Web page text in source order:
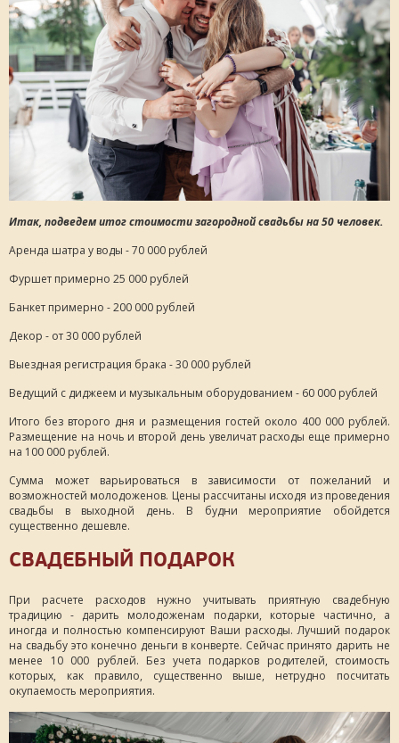
Итак, подведем итог стоимости загородной свадьбы на 50 человек.
Аренда шатра у воды - 70 000 рублей
Фуршет примерно 25 000 рублей
Банкет примерно - 200 000 рублей
Декор - от 30 000 рублей
Выездная регистрация брака - 30 000 рублей
Ведущий с диджеем и музыкальным оборудованием - 60 000 рублей
Итого без второго дня и размещения гостей около 400 000 рублей.
Размещение на ночь и второй день увеличат расходы еще примерно
на 100 000 рублей.
Сумма может варьироваться в зависимости от пожеланий и
возможностей молодоженов. Цены рассчитаны исходя из проведения
свадьбы в выходной день. В будни мероприятие обойдется
существенно дешевле.
СВАДЕБНЫЙ ПОДАРОК
При расчете расходов нужно учитывать приятную свадебную
традицию - дарить молодоженам подарки, которые частично, а
иногда и полностью компенсируют Ваши расходы. Лучший подарок
на свадьбу это конечно деньги в конверте. Сейчас принято дарить не
менее 10 000 рублей. Без учета подарков родителей, стоимость
которых, как правило, существенно выше, нетрудно посчитать
окупаемость мероприятия.